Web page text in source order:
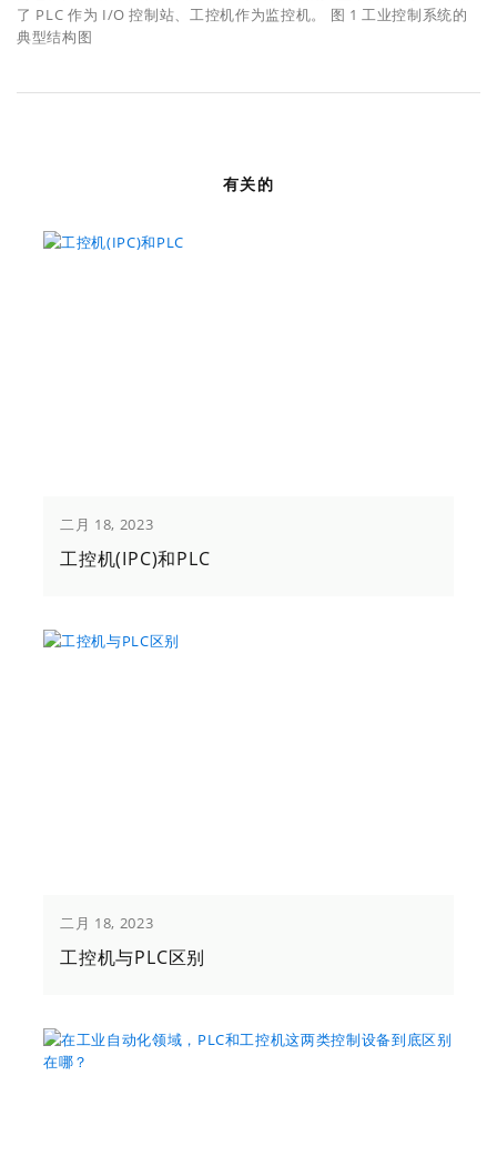
了 PLC 作为 I/O 控制站、工控机作为监控机。 图 1 工业控制系统的
典型结构图
有关的
二月 18, 2023
工控机(IPC)和PLC
二月 18, 2023
工控机与PLC区别